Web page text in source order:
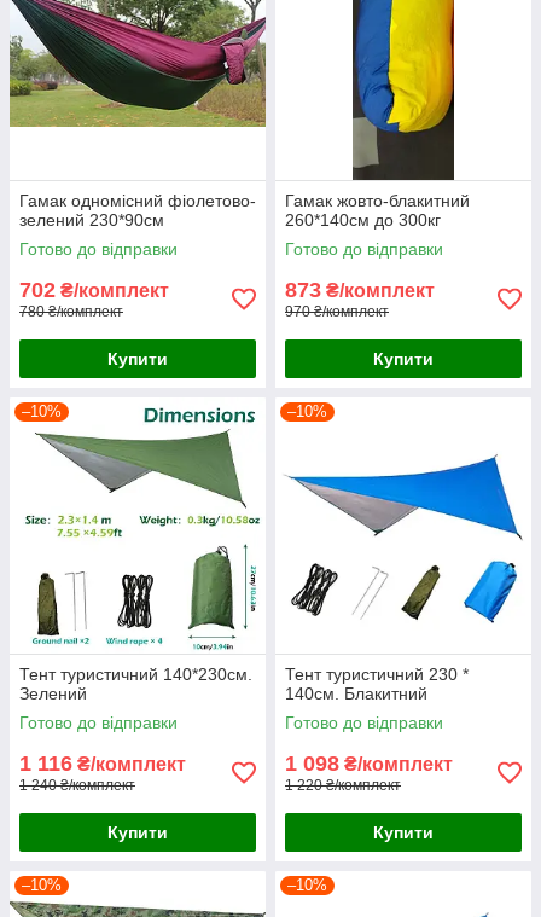
Гамак одномісний фіолетово-
зелений 230*90см
Готово до відправки
702 ₴/комплект
780 ₴/комплект
Купити
Гамак жовто-блакитний
260*140см до 300кг
Готово до відправки
873 ₴/комплект
970 ₴/комплект
Купити
–10%
Тент туристичний 140*230см.
Зелений
Готово до відправки
1 116 ₴/комплект
1 240 ₴/комплект
Купити
–10%
Тент туристичний 230 *
140см. Блакитний
Готово до відправки
1 098 ₴/комплект
1 220 ₴/комплект
Купити
–10% –10%